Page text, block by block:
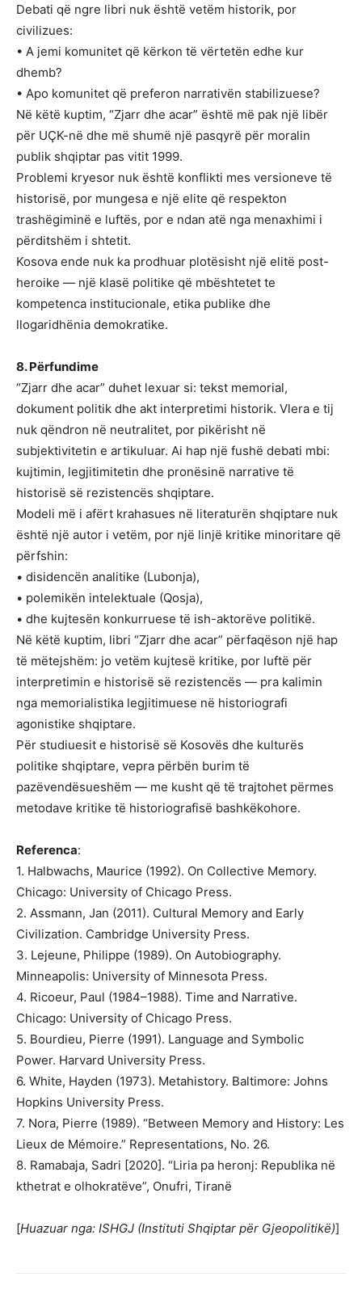
Debati që ngre libri nuk është vetëm historik, por
civilizues:
• A jemi komunitet që kërkon të vërtetën edhe kur
dhemb?
• Apo komunitet që preferon narrativën stabilizuese?
Në këtë kuptim, “Zjarr dhe acar” është më pak një libër
për UÇK-në dhe më shumë një pasqyrë për moralin
publik shqiptar pas vitit 1999.
Problemi kryesor nuk është konflikti mes versioneve të
historisë, por mungesa e një elite që respekton
trashëgiminë e luftës, por e ndan atë nga menaxhimi i
përditshëm i shtetit.
Kosova ende nuk ka prodhuar plotësisht një elitë post-
heroike — një klasë politike që mbështetet te
kompetenca institucionale, etika publike dhe
llogaridhënia demokratike.
8. Përfundime
“Zjarr dhe acar” duhet lexuar si: tekst memorial,
dokument politik dhe akt interpretimi historik. Vlera e tij
nuk qëndron në neutralitet, por pikërisht në
subjektivitetin e artikuluar. Ai hap një fushë debati mbi:
kujtimin, legjitimitetin dhe pronësinë narrative të
historisë së rezistencës shqiptare.
Modeli më i afërt krahasues në literaturën shqiptare nuk
është një autor i vetëm, por një linjë kritike minoritare që
përfshin:
• disidencën analitike (Lubonja),
• polemikën intelektuale (Qosja),
• dhe kujtesën konkurruese të ish-aktorëve politikë.
Në këtë kuptim, libri “Zjarr dhe acar” përfaqëson një hap
të mëtejshëm: jo vetëm kujtesë kritike, por luftë për
interpretimin e historisë së rezistencës — pra kalimin
nga memorialistika legjitimuese në historiografi
agonistike shqiptare.
Për studiuesit e historisë së Kosovës dhe kulturës
politike shqiptare, vepra përbën burim të
pazëvendësueshëm — me kusht që të trajtohet përmes
metodave kritike të historiografisë bashkëkohore.
Referenca:
1. Halbwachs, Maurice (1992). On Collective Memory.
Chicago: University of Chicago Press.
2. Assmann, Jan (2011). Cultural Memory and Early
Civilization. Cambridge University Press.
3. Lejeune, Philippe (1989). On Autobiography.
Minneapolis: University of Minnesota Press.
4. Ricoeur, Paul (1984–1988). Time and Narrative.
Chicago: University of Chicago Press.
5. Bourdieu, Pierre (1991). Language and Symbolic
Power. Harvard University Press.
6. White, Hayden (1973). Metahistory. Baltimore: Johns
Hopkins University Press.
7. Nora, Pierre (1989). “Between Memory and History: Les
Lieux de Mémoire.” Representations, No. 26.
8. Ramabaja, Sadri [2020]. “Liria pa heronj: Republika në
kthetrat e olhokratëve”, Onufri, Tiranë
[Huazuar nga: ISHGJ (Instituti Shqiptar për Gjeopolitikë)]